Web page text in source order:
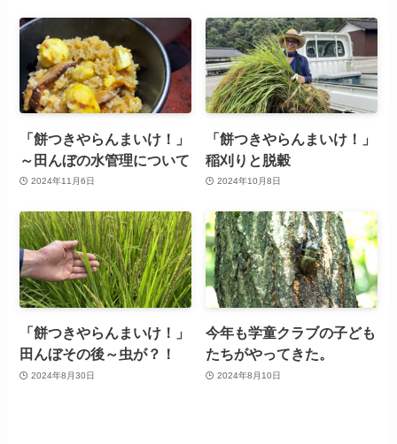
「餅つきやらんまいけ！」
～田んぼの水管理について
2024年11月6日
「餅つきやらんまいけ！」
稲刈りと脱穀
2024年10月8日
「餅つきやらんまいけ！」
田んぼその後～虫が？！
2024年8月30日
今年も学童クラブの子ども
たちがやってきた。
2024年8月10日